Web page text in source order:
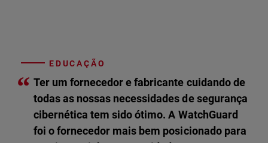
EDUCAÇÃO
“ Ter um fornecedor e fabricante cuidando de
todas as nossas necessidades de segurança
cibernética tem sido ótimo. A WatchGuard
foi o fornecedor mais bem posicionado para